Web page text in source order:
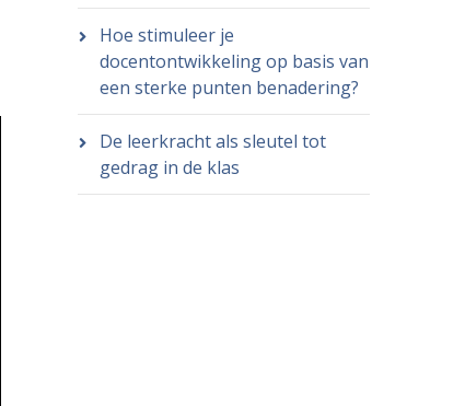
Hoe stimuleer je
docentontwikkeling op basis van
een sterke punten benadering?
De leerkracht als sleutel tot
gedrag in de klas